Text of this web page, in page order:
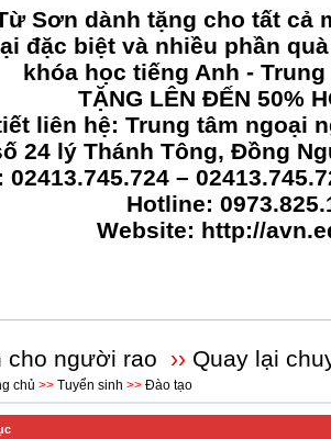
Sơn dành tặng cho tất
đặc biệt và nhiều phần
khóa học tiếng Anh - Trung
TẶNG LÊN ĐẾN 50%
liên hệ: Trung tâm ngoại
24 lý Thánh Tông, Đồng
02413.745.724 –
Hotline:
Website: http://
cho người rao ›› Quay lại
chủ >> Tuyển sinh >> Đào tạo